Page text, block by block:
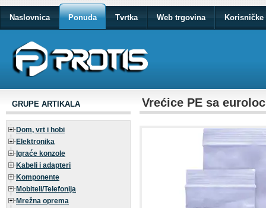
Naslovnica Ponuda Tvrtka Web trgovina Korisničke
GRUPE ARTIKALA
Dom, vrt i hobi
Elektronika
Igraće konzole
Kabeli i adapteri
Komponente
Mobiteli/Telefonija
Mrežna oprema
Vrećice PE sa